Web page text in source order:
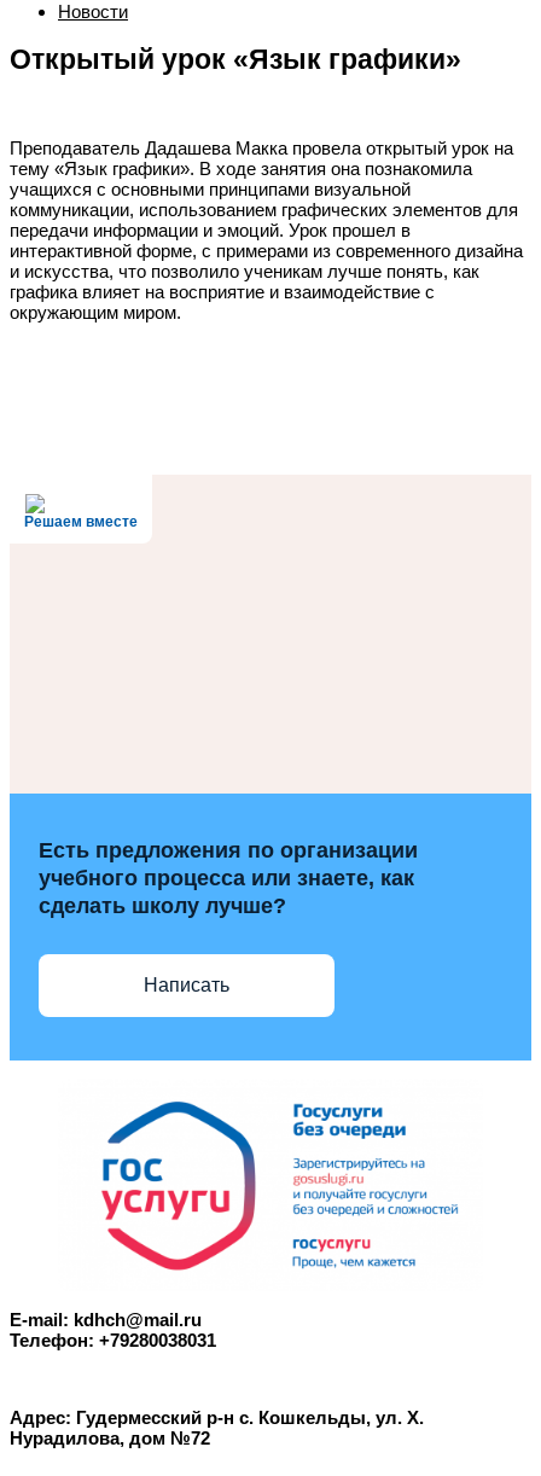
Новости
Открытый урок «Язык графики»
Преподаватель Дадашева Макка провела открытый урок на
тему «Язык графики». В ходе занятия она познакомила
учащихся с основными принципами визуальной
коммуникации, использованием графических элементов для
передачи информации и эмоций. Урок прошел в
интерактивной форме, с примерами из современного дизайна
и искусства, что позволило ученикам лучше понять, как
графика влияет на восприятие и взаимодействие с
окружающим миром.
Решаем вместе
Есть предложения по организации
учебного процесса или знаете, как
сделать школу лучше?
Написать
E-mail: kdhch@mail.ru
Телефон: +79280038031
Адрес: Гудермесский р-н с. Кошкельды, ул. Х.
Нурадилова, дом №72